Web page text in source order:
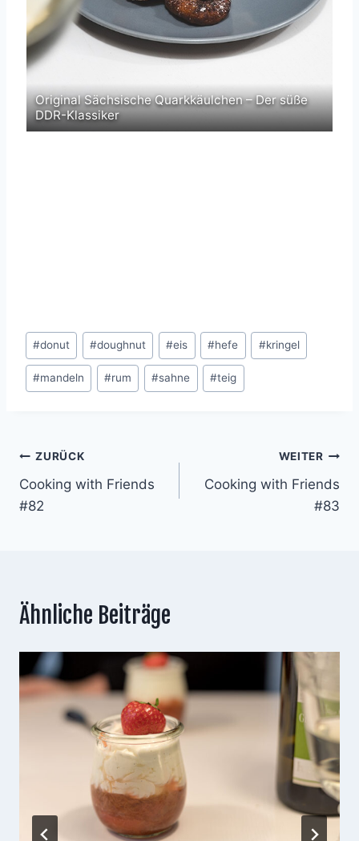
Original Sächsische Quarkkäulchen – Der süße
DDR-Klassiker
Schlagworte:
#donut #doughnut #eis #hefe #kringel
#mandeln #rum #sahne #teig
Beitragsnavigation
ZURÜCK
Cooking with Friends
#82
WEITER
Cooking with Friends
#83
Ähnliche Beiträge